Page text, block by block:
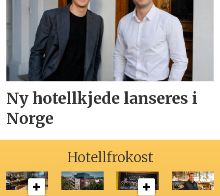
Ny hotellkjede lanseres i
Norge
Hotellfrokost